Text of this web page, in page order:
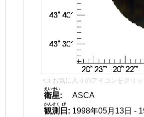
👈 お気に入りのアイコンをクリッ
衛星
えいせい
:
ASCA
観測
かんそく
日
び
: 1998年05月13日 -